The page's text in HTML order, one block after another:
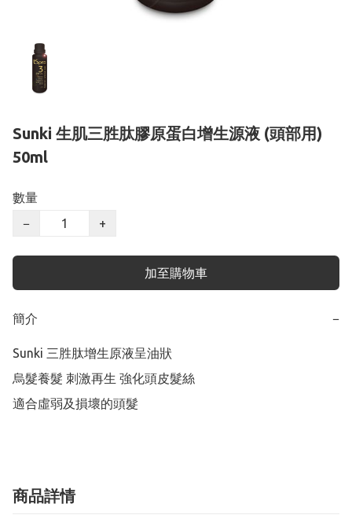
Sunki 生肌三胜肽膠原蛋白增生源液 (頭部用)
50ml
數量
−
+
加至購物車
簡介 −
Sunki 三胜肽增生原液呈油狀
烏髮養髮 刺激再生 強化頭皮髮絲
適合虛弱及損壞的頭髮
商品詳情